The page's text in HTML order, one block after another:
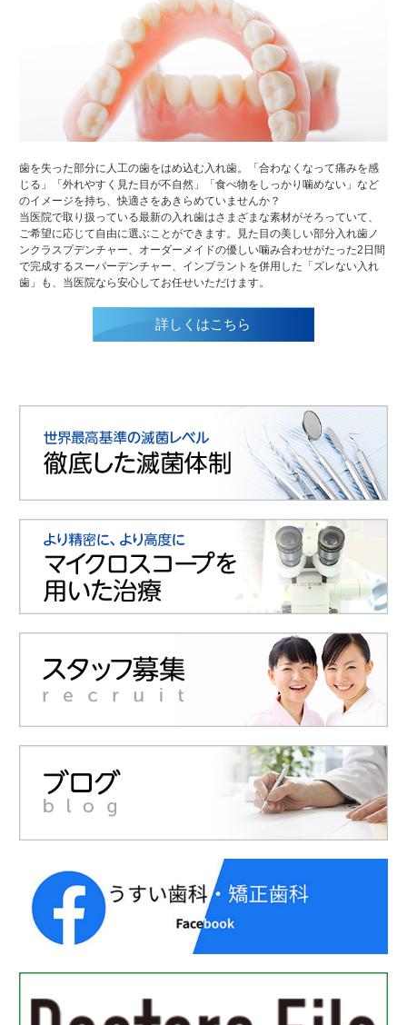
歯を失った部分に人工の歯をはめ込む入れ歯。「合わなくなって痛みを感
じる」「外れやすく見た目が不自然」「食べ物をしっかり噛めない」など
のイメージを持ち、快適さをあきらめていませんか？
当医院で取り扱っている最新の入れ歯はさまざまな素材がそろっていて、
ご希望に応じて自由に選ぶことができます。見た目の美しい部分入れ歯ノ
ンクラスプデンチャー、オーダーメイドの優しい噛み合わせがたった2日間
で完成するスーパーデンチャー、インプラントを併用した「ズレない入れ
歯」も、当医院なら安心してお任せいただけます。
詳しくはこちら